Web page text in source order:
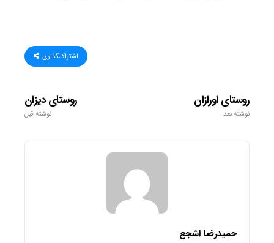
اشتراک‌گذاری
روستای دیزان
نوشته قبل
روستای اورازان
نوشته بعد
حمیدرضا اشجع